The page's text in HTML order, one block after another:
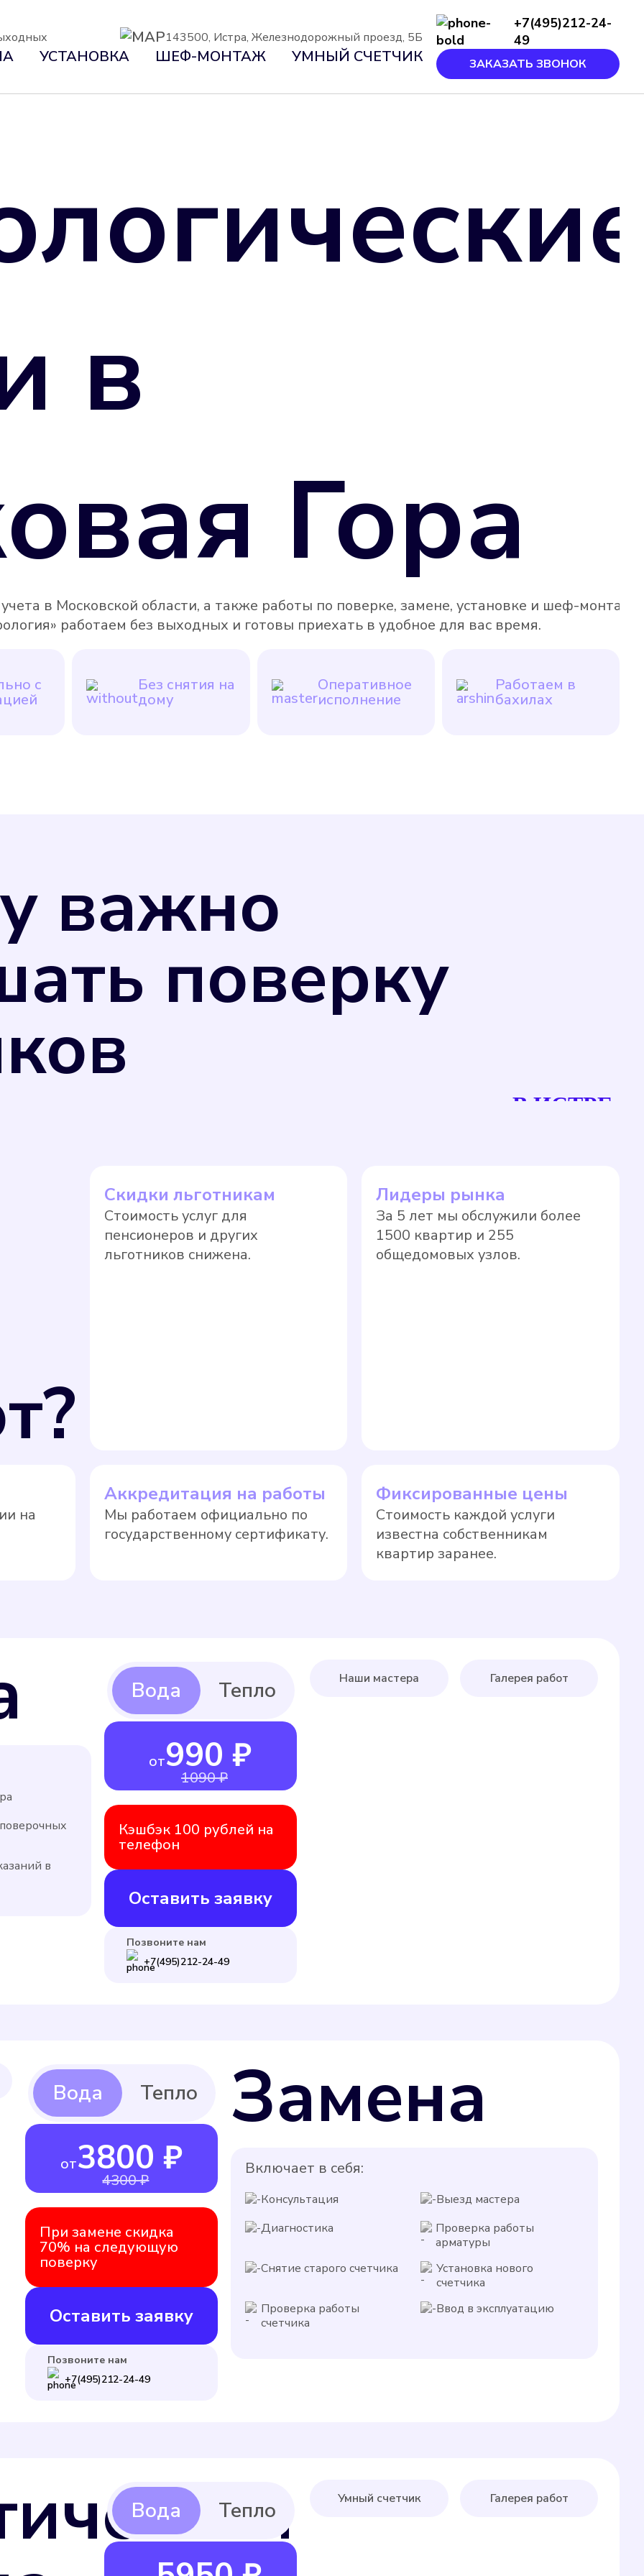
143500, Истра, Железнодорожный проезд, 5Б
УСТАНОВКА ШЕФ-МОНТАЖ УМНЫЙ СЧЕТЧИК
+7(495)212-24-
49
ЗАКАЗАТЬ ЗВОНОК
в
Гора
в Московской области, а также работы по поверке, замене, установке и шеф-монтажу
работаем без выходных и готовы приехать в удобное для вас время.
с Без снятия на
дому
Оперативное
исполнение
Работаем в
бахилах
важно
поверку
потребляемых коммунальных ресурсов, что позволяет избежать переплаты
обеспечения единства измерений, могут подвергаться поверке в
компания вправе перевести собственника прибора учета на нормативный тариф
если прибор учета не был поверен в установленные сроки в соответствии с
Оплата по нормативному тарифу, как правило, значительно выше, чем по показаниям
с поверкой.
В ИСТРЕ
Скидки льготникам
Стоимость услуг для
пенсионеров и других
льготников снижена.
Лидеры рынка
За 5 лет мы обслужили более
1500 квартир и 255
общедомовых узлов.
на
Аккредитация на работы
Мы работаем официально по
государственному сертификату.
Фиксированные цены
Стоимость каждой услуги
известна собственникам
квартир заранее.
в
от990 ₽
1090 ₽
Кэшбэк 100 рублей на
телефон
Оставить заявку
Позвоните нам
+7(495)212-24-49
Наши мастера Галерея работ
Замена
Включает в себя:
Консультация
Выезд мастера
Диагностика
Проверка работы
арматуры
Снятие старого счетчика
Установка нового
счетчика
Проверка работы
счетчика
Ввод в эксплуатацию
от3800 ₽
4300 ₽
При замене скидка
70% на следующую
поверку
Оставить заявку
Позвоните нам
+7(495)212-24-49
Умный счетчик Галерея работ